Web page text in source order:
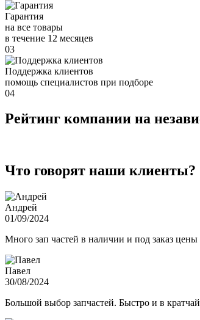
Гарантия
на все товары
в течение 12 месяцев
03
Поддержка клиентов
помощь специалистов при подборе
04
Рейтинг компании на
Что говорят наши клиенты?
Андрей
01/09/2024
Много зап частей в наличии и под заказ
Павел
30/08/2024
Большой выбор запчастей. Быстро и в